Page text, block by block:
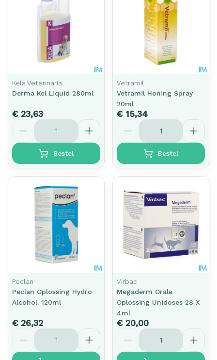
Kela Veterinaria
Derma Kel Liquid 280ml
€ 23,63
Aantal
Bestel
Vetramil
Vetramil Honing Spray
20ml
€ 15,34
Aantal
Bestel
Peclan
Peclan Oplossing Hydro
Alcohol. 120ml
€ 26,32
Aantal
Virbac
Megaderm Orale
Oplossing Unidoses 28 X
4ml
€ 20,00
Aantal